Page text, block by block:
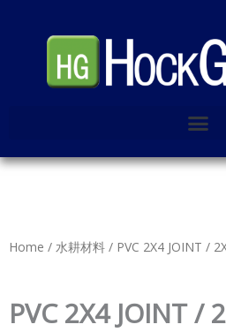
Home / 水耕材料 / PVC 2X4 JOINT /
PVC 2X4 JOINT /